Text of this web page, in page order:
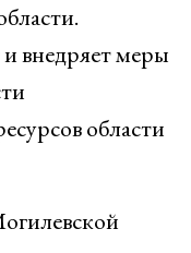
внедряет меры
области